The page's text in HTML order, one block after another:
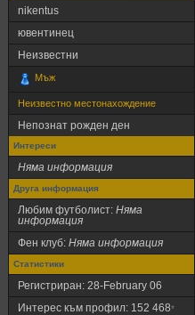
nikentus
ювентинец
Неизвестни
Мъж
Неизвестно местонахождение
Непознат рожден ден
Интереси
Няма информация
Друга информация
Любим футболист: Няма
информация
Фен клуб: Няма информация
Статистики
Регистриран: 28-February 06
Интерес към профил: 152 468*